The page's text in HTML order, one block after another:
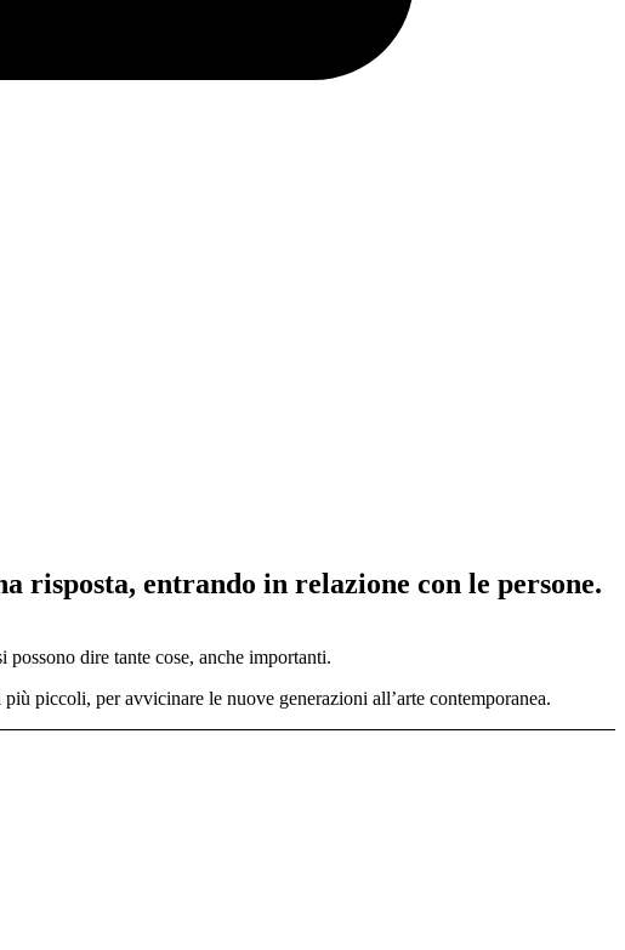
risposta, entrando in relazione con le persone.
dire tante cose, anche importanti.
piccoli, per avvicinare le nuove generazioni all’arte contemporanea.